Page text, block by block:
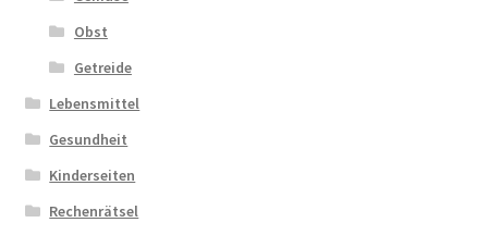
Obst
Getreide
Lebensmittel
Gesundheit
Kinderseiten
Rechenrätsel